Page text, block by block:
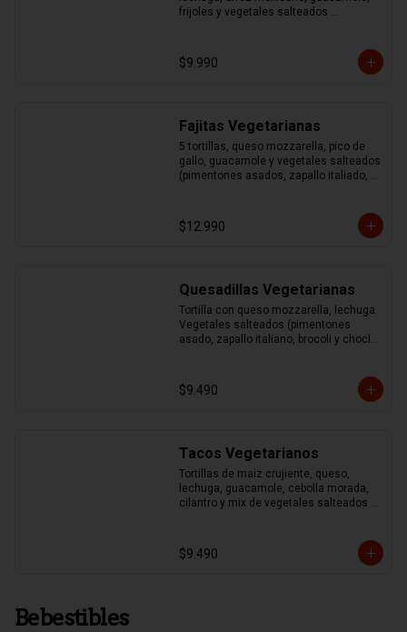
frijoles y vegetales salteados
$9.990
Fajitas Vegetarianas
5 tortillas, queso mozzarella, pico de
gallo, guacamole y vegetales salteados
(pimentones asados, zapallo italiado,
$12.990
Quesadillas Vegetarianas
Tortilla con queso mozzarella, lechuga.
Vegetales salteados (pimentones
asado, zapallo italiano, brocoli y choclo)
$9.490
Tacos Vegetarianos
Tortillas de maiz crujiente, queso,
lechuga, guacamole, cebolla morada,
cilantro y mix de vegetales salteados
$9.490
Bebestibles